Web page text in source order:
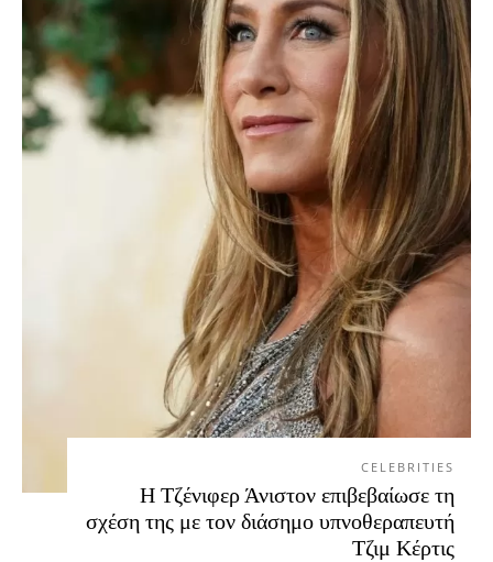
CELEBRITIES
Η Τζένιφερ Άνιστον επιβεβαίωσε τη
σχέση της με τον διάσημο υπνοθεραπευτή
Τζιμ Κέρτις